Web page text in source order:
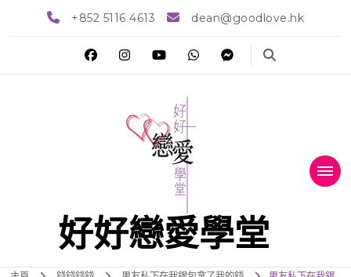
+852 5116 4613 dean@goodlove.hk
好好戀愛學堂